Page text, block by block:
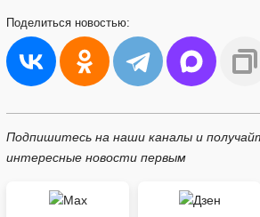
Поделиться новостью:
Подпишитесь на наши каналы и
интересные новости первым